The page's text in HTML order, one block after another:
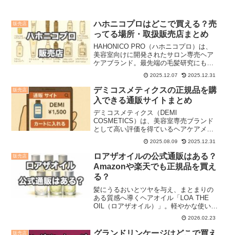
販売店
ハホニコプロはどこで買える？売
ってる場所・取扱販売店まとめ
HAHONICO PRO（ハホニコプロ）は、
美容室向けに開発されたサロン専売ヘア
ケアブランド。最先端の毛髪研究にもと
づき、髪の主成分であるケラチンやP.P.T
系界面活性剤などを贅沢に配合し、ダメ
ージ補修と質感アップの両方をねらった
シリーズと...
2025.12.07 2025.12.31
販売店
デミコスメティクスの正規品を購
入できる通販サイトまとめ
デミコスメティクス（DEMI
COSMETICS）は、美容室専売ブランド
として高い評価を得ているヘアケアメー
カーです。 フローディア ミレアム デミ
ドゥ ユント ヘアシーズンズ ビオーブ コ
ンポジオ など髪質や仕上がりに合わせた
多彩なシリー...
2025.08.09 2025.12.31
販売店
ロアザオイルの公式通販はある？
Amazonや楽天でも正規品を買え
る？
髪にうるおいとツヤを与え、まとまりの
ある質感へ導くヘアオイル「LOA THE
OIL（ロアザオイル）」。軽やかな使い心
地で、毎日のケアにもスタイリングの仕
上げにも使いやすいのが魅力です。ふん
わりと上品に香り、髪が揺れるたびに心
2026.02.23
販売店 グランドリンケージはどこで買え